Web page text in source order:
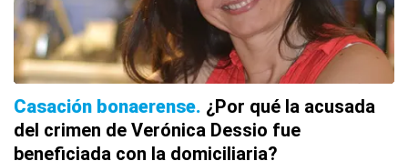
Casación bonaerense ¿Por qué la acusada
del crimen de Verónica Dessio fue
beneficiada con la domiciliaria?